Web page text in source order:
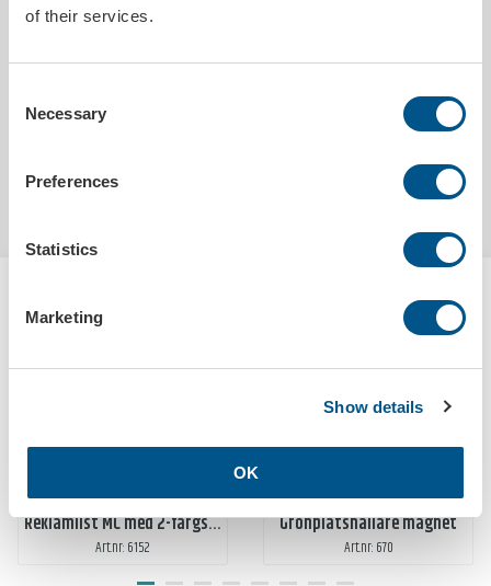
of their services.
Selection
Necessary
Preferences
Statistics
Marketing
Show details
OK
HANDLAS OFTA TILLSAMMANS MED KEYTAG UTAN TRYCK, GUL
Reklamlist MC med 2-färgstryck
Art.nr: 6152
Grönplåtshållare magnet
Art.nr: 670